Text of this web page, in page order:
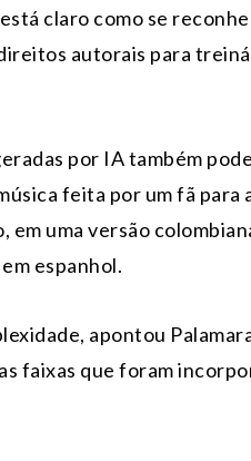
claro como se
autorais para
por IA também
feita por um fã para
uma versão
espanhol.
apontou
faixas que foram